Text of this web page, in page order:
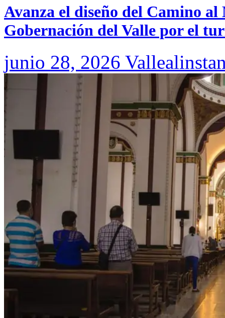
Avanza el diseño del Camino
Gobernación del Valle por el
junio 28, 2026